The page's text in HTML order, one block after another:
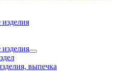
выпечка